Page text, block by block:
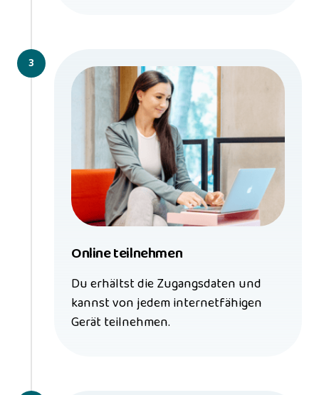
3
Online teilnehmen
Du erhältst die Zugangsdaten und
kannst von jedem internetfähigen
Gerät teilnehmen.